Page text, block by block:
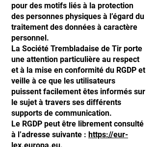
pour des motifs liés à la protection
des personnes physiques à l’égard du
traitement des données à caractère
personnel.
La Société Trembladaise de Tir porte
une attention particulière au respect
et à la mise en conformité du RGDP et
veille à ce que les utilisateurs
puissent facilement êtes informés sur
le sujet à travers ses différents
supports de communication.
Le RGDP peut être librement consulté
à l’adresse suivante : https://eur-